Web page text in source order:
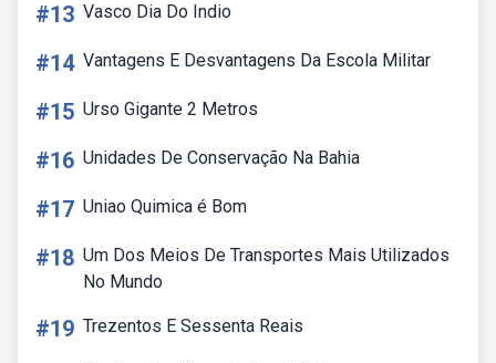
#13 Vasco Dia Do Indio
#14 Vantagens E Desvantagens Da Escola Militar
#15 Urso Gigante 2 Metros
#16 Unidades De Conservação Na Bahia
#17 Uniao Quimica é Bom
#18 Um Dos Meios De Transportes Mais Utilizados
No Mundo
#19 Trezentos E Sessenta Reais